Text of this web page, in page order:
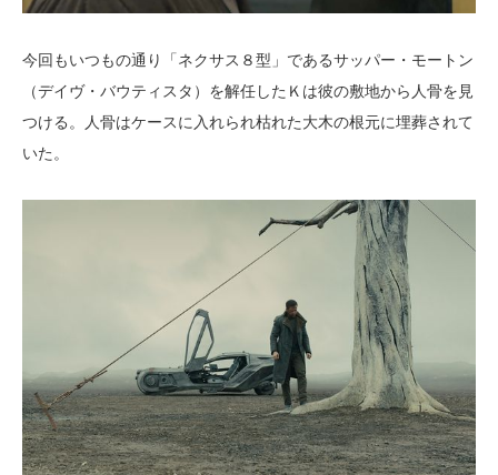
今回もいつもの通り「ネクサス８型」であるサッパー・モートン
（デイヴ・バウティスタ）を解任したＫは彼の敷地から人骨を見
つける。人骨はケースに入れられ枯れた大木の根元に埋葬されて
いた。